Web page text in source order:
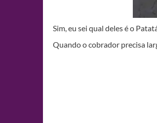
Sim, eu sei qual deles é o
Quando o cobrador precisa